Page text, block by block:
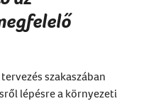
szakaszában
lépésre a környezeti